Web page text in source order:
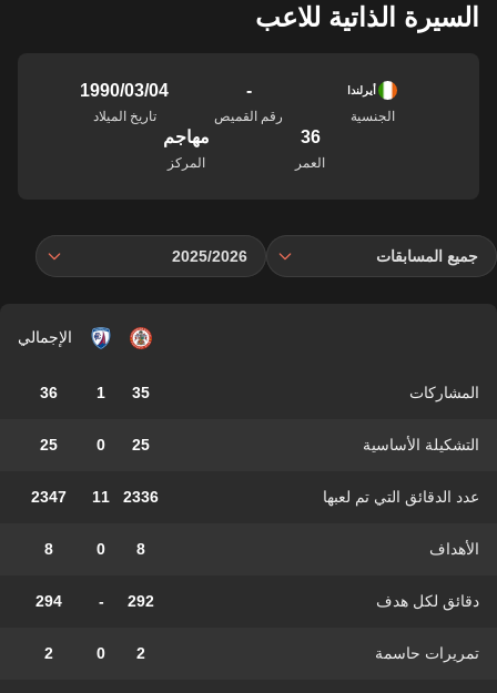
السيرة الذاتية للاعب
أيرلندا
الجنسية
-
رقم القميص
04‏/03‏/1990
تاريخ الميلاد
36
العمر
مهاجم
المركز
جميع المسابقات 2025/2026
الإجمالي
المشاركات 35
1
36
التشكيلة الأساسية 25
0
25
عدد الدقائق التي تم لعبها 2336
11
2347
الأهداف 8
0
8
دقائق لكل هدف 292
-
294
تمريرات حاسمة 2
0
2